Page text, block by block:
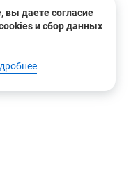
и их легко
Благодаря
в воду
вы даете согласие
и сбор данных